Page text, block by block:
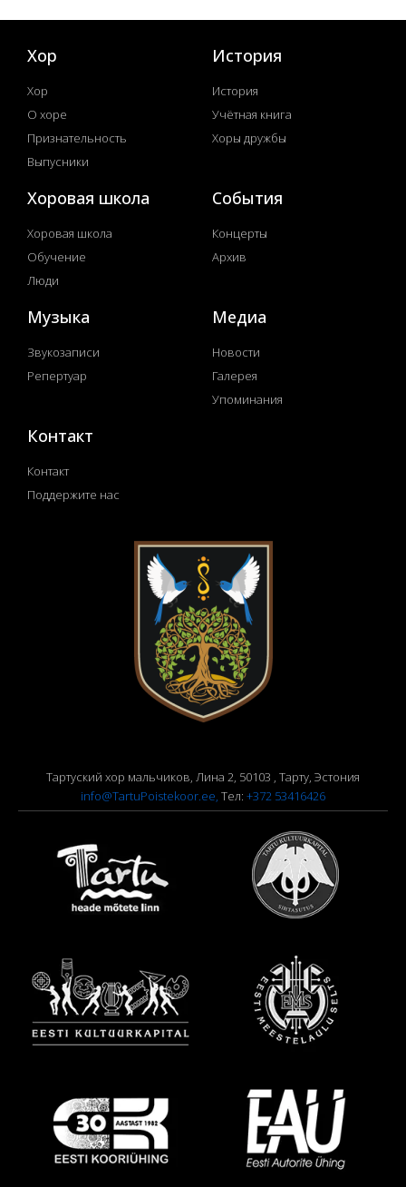
Хор
Хор
О хоре
Признательность
Выпусники
История
История
Учётная книга
Хоры дружбы
Хоровая школа
Хоровая школа
Обучение
Люди
События
Концерты
Архив
Музыка
Звукозаписи
Репертуар
Медиа
Новости
Галерея
Упоминания
Контакт
Контакт
Поддержите нас
Тартуский хор мальчиков, Лина 2, 50103 , Тарту, Эстония
info@TartuPoistekoor.ee, Тел: +372 53416426